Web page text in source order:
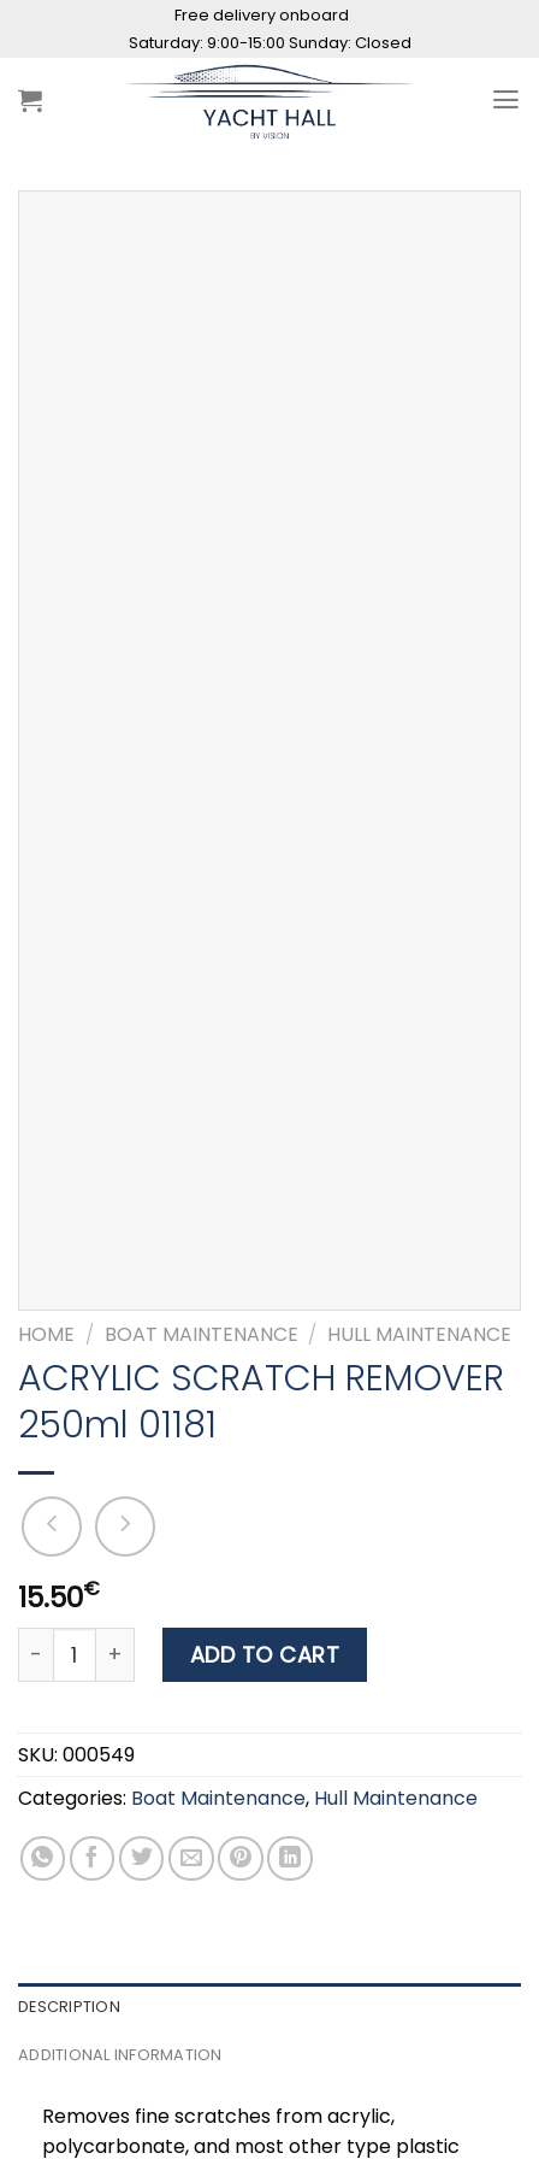
Free delivery onboard
HOME / BOAT MAINTENANCE / HULL MAINTENANCE
ACRYLIC SCRATCH REMOVER
250ml 01181
15.50€
ACRYLIC SCRATCH REMOVER 250ml 01181 quantity
ADD TO CART
SKU: 000549
Categories: Boat Maintenance, Hull Maintenance
DESCRIPTION
ADDITIONAL INFORMATION
Removes fine scratches from acrylic,
polycarbonate, and most other type plastic